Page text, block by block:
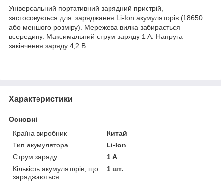
Універсальний портативний зарядний пристрій,
застосовується для заряджання Li-Ion акумуляторів (18650
або меншого розміру). Мережева вилка забирається
всередину. Максимальний струм заряду 1 А. Напруга
закінчення заряду 4,2 В.
Характеристики
Основні
Країна виробник
Китай
Тип акумулятора
Li-Ion
Струм заряду
1 А
Кількість акумуляторів, що
заряджаються
1 шт.